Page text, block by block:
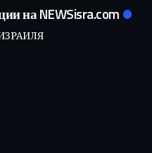
на NEWSisra.com